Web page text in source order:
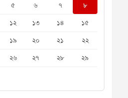
৫ ৬ ৭
৮
১২ ১৩ ১৪
১৫
১৯ ২০ ২১
২২
২৬ ২৭ ২৮
২৯